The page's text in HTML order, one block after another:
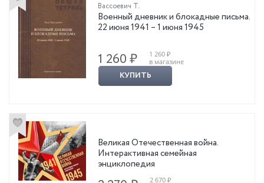
Вассоевич Т.
Военный дневник и блокадные письма.
22 июня 1941 – 1 июня 1945
1 260 ₽
1 260 ₽
в магазине
КУПИТЬ
Великая Отечественная война.
Интерактивная семейная
энциклопедия
2 670 ₽